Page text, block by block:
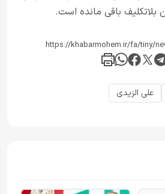
بلاتکلیف باقی مانده است.
علی الزیدی